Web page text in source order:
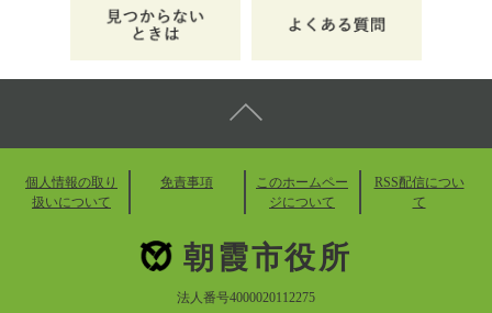
個人情報の取り
扱いについて
免責事項
このホームペー
ジについて
RSS配信につい
て
朝霞市役所
法人番号4000020112275